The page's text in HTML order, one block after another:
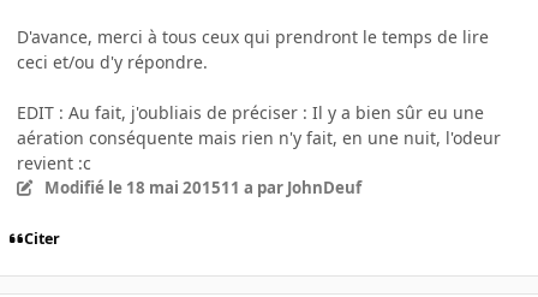
D'avance, merci à tous ceux qui prendront le temps de lire
ceci et/ou d'y répondre.
EDIT : Au fait, j'oubliais de préciser : Il y a bien sûr eu une
aération conséquente mais rien n'y fait, en une nuit, l'odeur
revient :c
Modifié le 18 mai 201511 a par JohnDeuf
Citer